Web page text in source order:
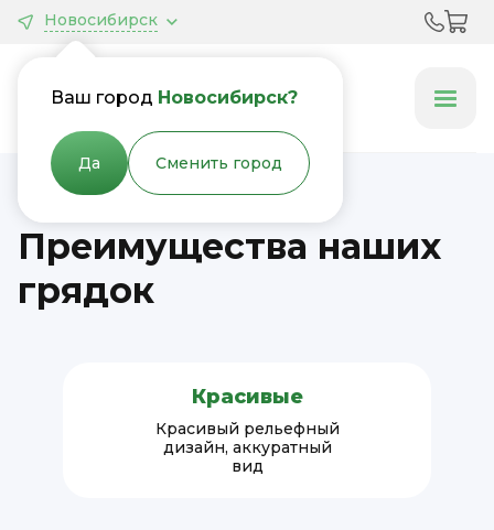
Новосибирск
Ваш город Новосибирск?
Да Сменить город
Грядки & Клумбы
Преимущества наших
грядок
Красивые
Красивый рельефный
дизайн, аккуратный
вид